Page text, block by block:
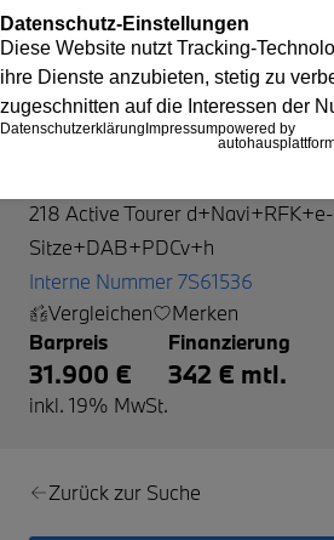
218 Active Tourer d+Navi+RFK+e-
Sitze+DAB+PDCv+h
Interne Nummer 7S61536
Vergleichen
Merken
Barpreis
31.900 €
inkl. 19% MwSt.
Finanzierung
342 € mtl.
Zurück zur Suche